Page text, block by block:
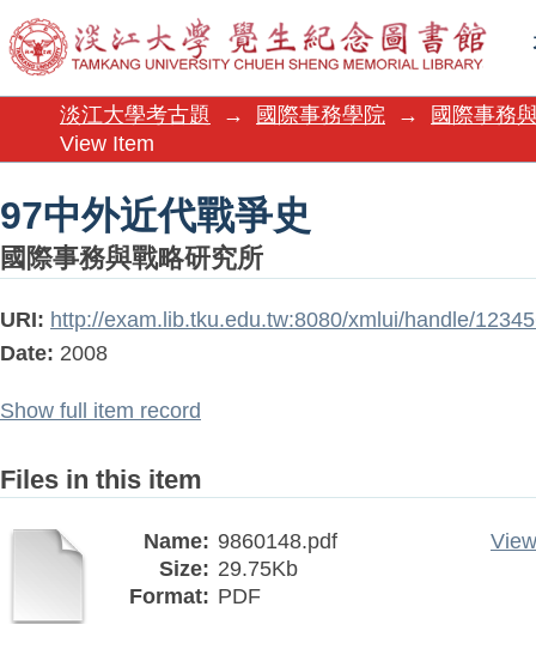
97中外近代戰爭史
淡江大學考古題 → 國際事務學院 →
國際事務
View Item
97中外近代戰爭史
國際事務與戰略研究所
URI: http://exam.lib.tku.edu.tw:8080/xmlui/handle/
Date: 2008
Show full item record
Files in this item
Name: 9860148.pdf
Size: 29.75Kb
Format: PDF